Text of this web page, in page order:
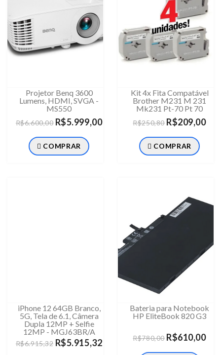
Projetor Benq 3600
Lumens, HDMI, SVGA -
MS550
R$6.600,00 R$5.999,00
COMPRAR
Kit 4x Fita Compatá­vel
Brother M231 M 231
Mk231 Pt-70 Pt 70
R$250,80R$209,00
COMPRAR
iPhone 12 64GB Branco,
5G, Tela de 6.1, Câmera
Dupla 12MP + Selfie
12MP - MGJ63BR/A
R$6.915,32 R$5.915,32
Bateria para Notebook
HP EliteBook 820 G3
R$780,00R$610,00